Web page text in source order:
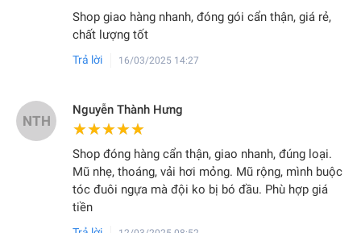
Shop giao hàng nhanh, đóng gói cẩn thận, giá rẻ,
chất lượng tốt
Trả lời 16/03/2025 14:27
NTH
Nguyễn Thành Hưng
★★★★★
★★★★★
Shop đóng hàng cẩn thận, giao nhanh, đúng loại.
Mũ nhẹ, thoáng, vải hơi mỏng. Mũ rộng, mình buộc
tóc đuôi ngựa mà đội ko bị bó đầu. Phù hợp giá
tiền